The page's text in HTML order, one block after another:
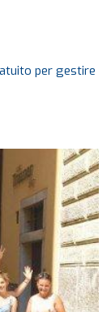
per gestire